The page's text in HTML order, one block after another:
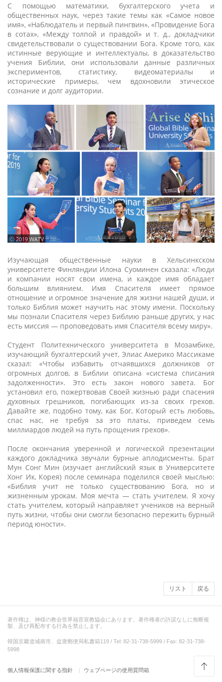
С помощью математики, бухгалтерского учета и
общественных наук, через такие темы как «Самое новое
имя», «Наблюдатель и первый пингвин», «Провидение Бога
в сотах», «Между толпой и правдой» и т. д., докладчики
свидетельствовали о существовании Бога. Кроме того, как
истинные верующие и интеллектуалы, в доказательство
учения Библии, они использовали данные различных
экспериментов, статистику, видеоматериалы и
исторические примеры, чем вдохновили этическое
сознание и долг аудитории.
ⓒ 2019 WATV
Изучающая общественные науки в Хельсинкском
университете Финляндии Илона Суоминен сказала: «Люди
и компании носят свои имена, и каждое имя обладает
большим влиянием. Имя Спасителя имеет прямое
отношение и огромное значение для жизни нашей души, и
только Библия может научить нас этому имени. Поскольку
мы познали Спасителя через Библию раньше других, у нас
есть миссия — проповедовать имя Спасителя всему миру».
Студент Политехнического университета в Мозамбике,
изучающий бухгалтерский учет, Элиас Америко Массикаме
сказал: «Чтобы избавить отчаявшихся должников от
огромных долгов, в Библии описана «система списания
задолженности». Это есть закон нового завета. Бог
установил его, пожертвовав Своей жизнью ради спасения
духовных грешников, погибающих из-за своих грехов.
Давайте же, подобно тому, как Бог, Который есть любовь,
спас нас, не требуя за это платы, приведем семь
миллиардов людей на путь прощения грехов».
После окончания уверенной и логической презентации
каждого докладчика звучали бурные аплодисменты. Брат
Мун Сонг Мин (изучает английский язык в Университете
Хонг Ик, Корея) после семинара поделился своей мыслью:
«Библия учит не только существованию Бога, но и
жизненным урокам. Моя мечта — стать учителем. Я хочу
стать учителем, который направляет учеников на верный
путь жизни, чтобы они смогли безопасно пережить бурный
период юности».
リスト 戻る
著作権は、神様の教会世界福音宣教協会にあります。著作権者の許諾なしに無断複
製、及び再配布する行為を禁止します。
韓国京畿道城南市、盆唐郵便局私書箱119 / Tel: 82-31-738-5999 / Fax: 82-31-738-
5998
個人情報保護に関する指針 ウェブページの使用質問箱